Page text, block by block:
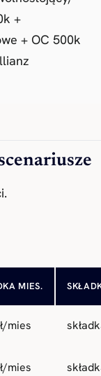
+
+ OC 500k
MIES.
mies
mies
mies